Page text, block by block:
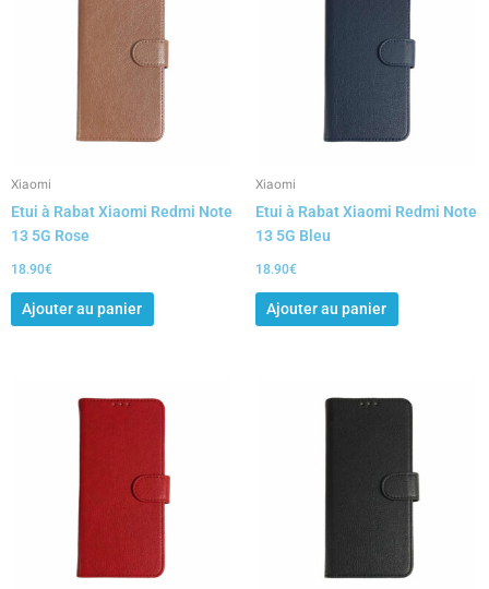
Xiaomi
Etui à Rabat Xiaomi Redmi Note
13 5G Rose
18.90€
Ajouter au panier
Xiaomi
Etui à Rabat Xiaomi Redmi Note
13 5G Bleu
18.90€
Ajouter au panier